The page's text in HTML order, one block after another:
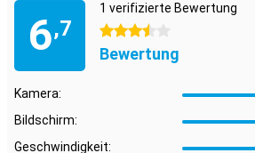
6,7
1 verifizierte Bewertung
3.5 Sterne
Bewertung
Kamera:
Bildschirm:
Geschwindigkeit: